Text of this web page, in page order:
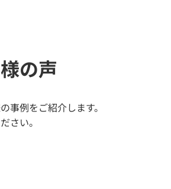
の声
事例をご紹介します。
さい。